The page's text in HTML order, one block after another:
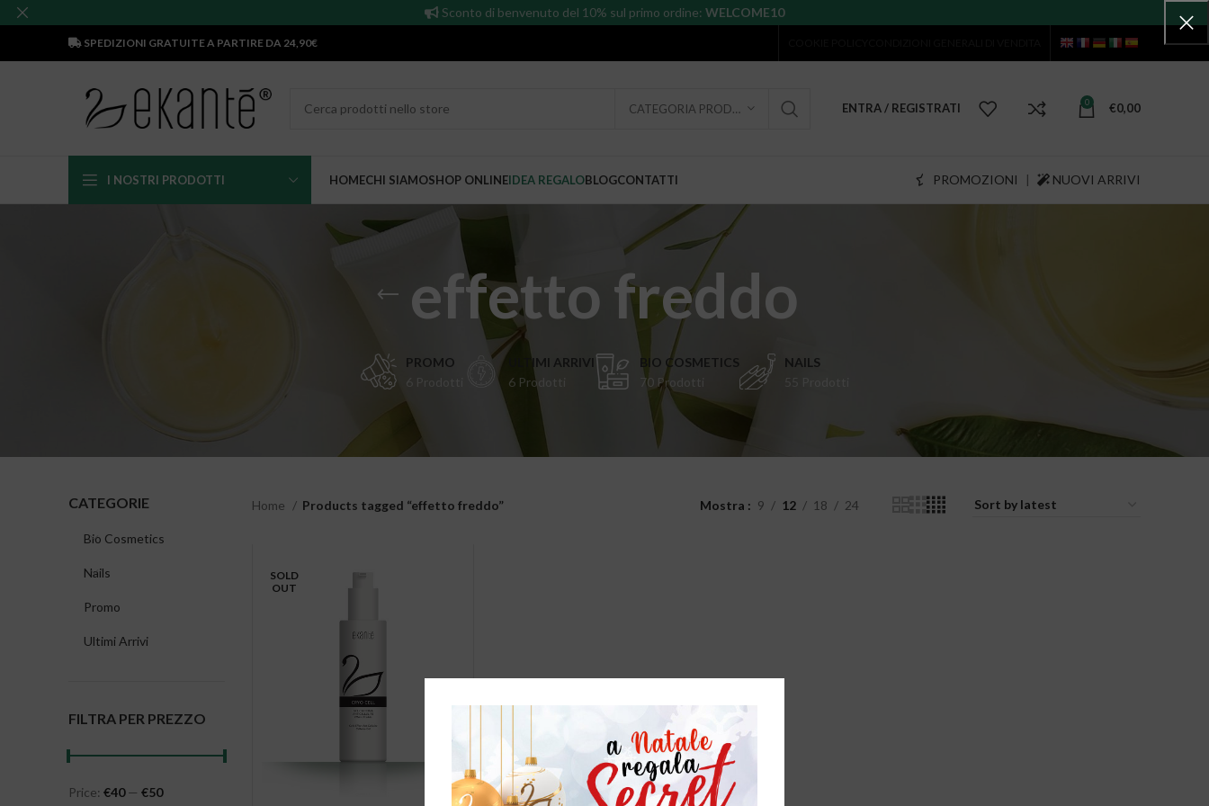
SPEDIZIONI GRATUITE A PARTIRE DA 24,90€
CATEGORIA PRODOTTO ENTRA / REGISTRATI 0 €0,00
I NOSTRI PRODOTTI HOMECHI SIAMOSHOP ONLINEIDEA REGALOBLOGCONTATTI PROMOZIONI | NUOVI ARRIVI
effetto freddo
PROMO
ULTIMI ARRIVI
6 Prodotti
BIO COSMETICS
70 Prodotti
NAILS
CATEGORIE
Bio Cosmetics
Nails
Promo
Ultimi Arrivi
FILTRA PER PREZZO
Price: €40— €50
Home Products tagged “effetto freddo” Mostra 9 12 18 24
SOLD
OUT
Sconto di benvenuto del 10% sul primo ordine: WELCOME10